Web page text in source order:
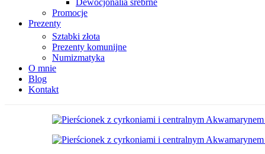
Dewocjonalia srebrne
Promocje
Prezenty
Sztabki złota
Prezenty komunijne
Numizmatyka
O mnie
Blog
Kontakt